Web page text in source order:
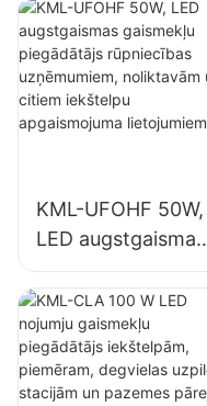
piegādātājs
rūpniecības
uzņēmumiem,
noliktavām un
citiem iekštelpu
KML-UFOHF 50W,
LED augstgaismas
gaismekļu
piegādātājs
rūpniecības
uzņēmumiem,
noliktavām un